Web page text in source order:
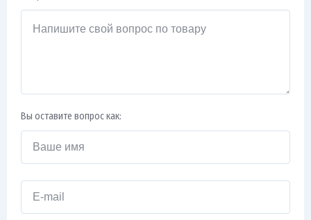
Вы оставите вопрос как: